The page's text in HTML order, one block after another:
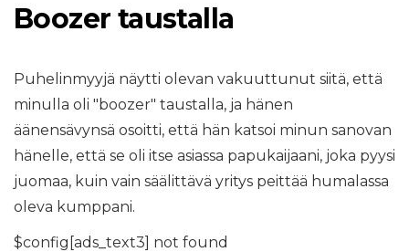
Boozer taustalla
Puhelinmyyjä näytti olevan vakuuttunut siitä, että
minulla oli "boozer" taustalla, ja hänen
äänensävynsä osoitti, että hän katsoi minun sanovan
hänelle, että se oli itse asiassa papukaijaani, joka pyysi
juomaa, kuin vain säälittävä yritys peittää humalassa
oleva kumppani.
$config[ads_text3] not found